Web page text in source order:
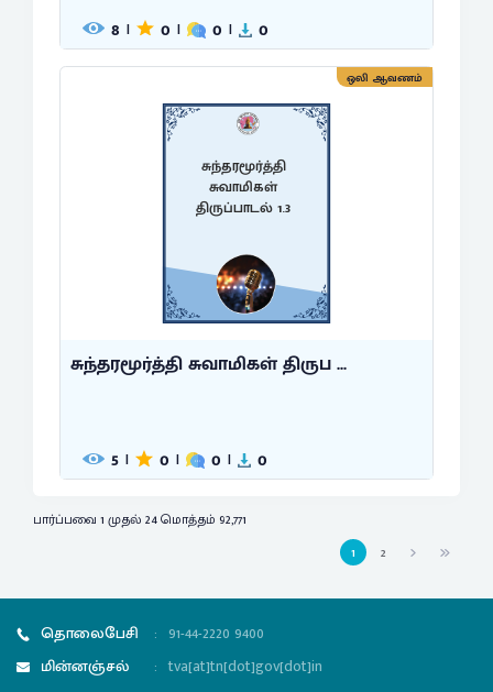
8 | 0 | 0 | 0
ஒலி ஆவணம்
சுந்தரமூர்த்தி
சுவாமிகள்
திருப்பாடல் 1.3
சுந்தரமூர்த்தி சுவாமிகள் திருப ...
5 | 0 | 0 | 0
பார்ப்பவை 1 முதல் 24 மொத்தம் 92,771
1
2
தொலைபேசி : 91-44-2220 9400
மின்னஞ்சல்
: tva[at]tn[dot]gov[dot]in